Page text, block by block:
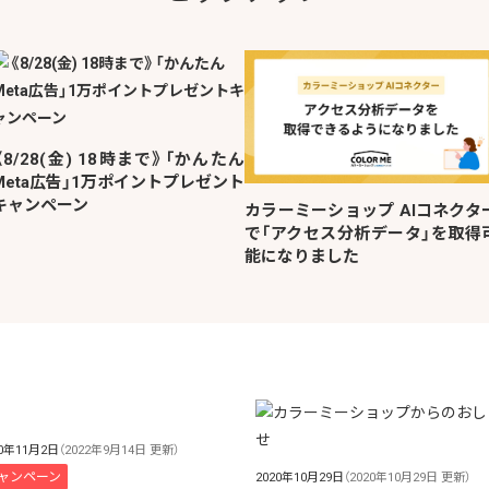
8/28(金) 18時まで》「かんたん
広告」1万ポイントプレゼント
ャンペーン
カラーミーショップ AIコネクタ
で「アクセス分析データ」を取得
能になりました
年11月2日 （2022年9月14日 更新）
ンペーン 2020年10月29日 （2020年10月29日 更新）